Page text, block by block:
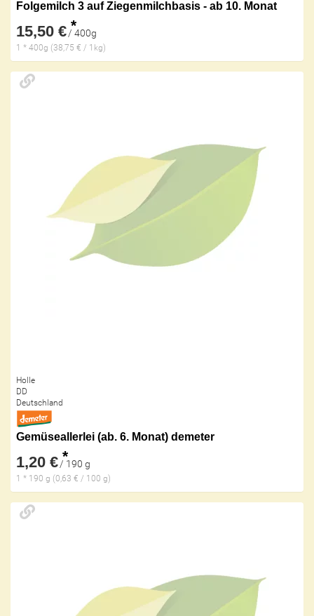
Folgemilch 3 auf Ziegenmilchbasis - ab 10. Monat
15,50 € *
/ 400g
1 * 400g (38,75 € / 1kg)
Holle
DD
Deutschland
Gemüseallerlei (ab. 6. Monat) demeter
1,20 € *
/ 190 g
1 * 190 g (0,63 € / 100 g)